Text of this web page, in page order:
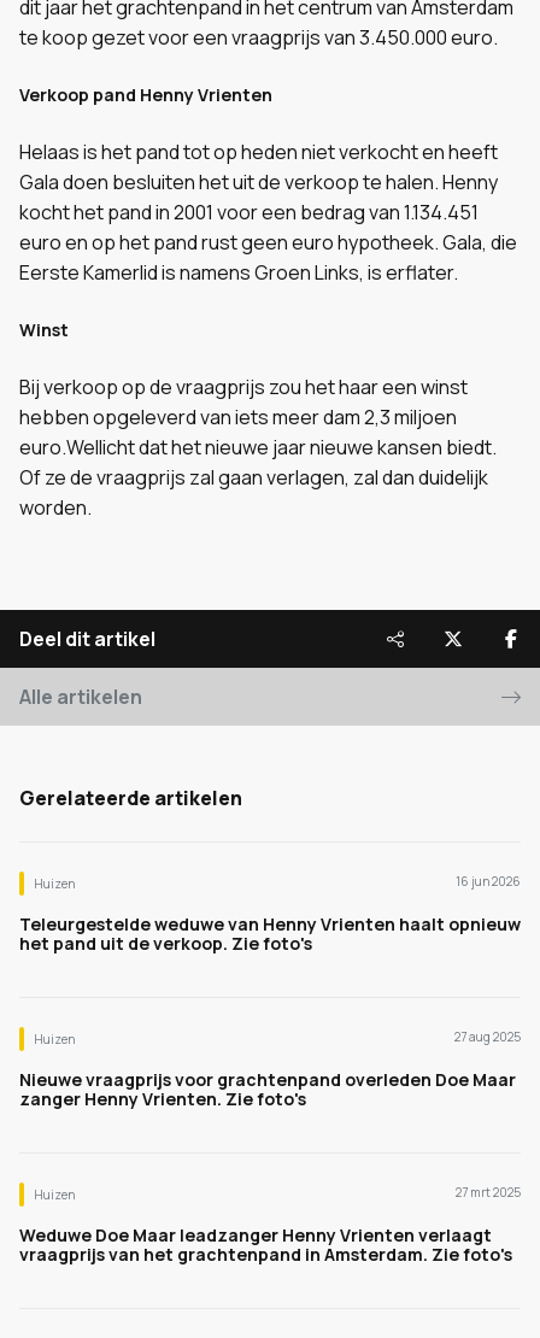
dit jaar het grachtenpand in het centrum van Amsterdam
te koop gezet voor een vraagprijs van 3.450.000 euro.
Verkoop pand Henny Vrienten
Helaas is het pand tot op heden niet verkocht en heeft
Gala doen besluiten het uit de verkoop te halen. Henny
kocht het pand in 2001 voor een bedrag van 1.134.451
euro en op het pand rust geen euro hypotheek. Gala, die
Eerste Kamerlid is namens Groen Links, is erflater.
Winst
Bij verkoop op de vraagprijs zou het haar een winst
hebben opgeleverd van iets meer dam 2,3 miljoen
euro.Wellicht dat het nieuwe jaar nieuwe kansen biedt.
Of ze de vraagprijs zal gaan verlagen, zal dan duidelijk
worden.
Deel dit artikel
Alle artikelen
Gerelateerde artikelen
Huizen 16 jun 2026
Teleurgestelde weduwe van Henny Vrienten haalt opnieuw
het pand uit de verkoop. Zie foto's
Huizen 27 aug 2025
Nieuwe vraagprijs voor grachtenpand overleden Doe Maar
zanger Henny Vrienten. Zie foto's
Huizen 27 mrt 2025
Weduwe Doe Maar leadzanger Henny Vrienten verlaagt
vraagprijs van het grachtenpand in Amsterdam. Zie foto's